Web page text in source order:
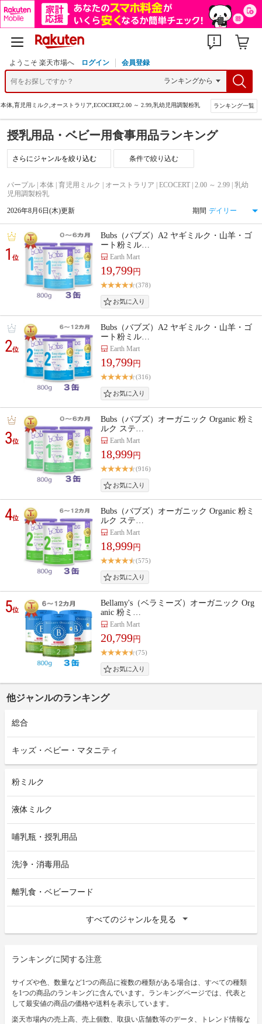
ようこそ 楽天市場へ ログイン 会員登録
体,育児用ミルク,オーストラリア,ECOCERT,2.00 ～ 2.99,乳幼児用調製粉乳 ランキング一覧
授乳用品・ベビー用食事用品ランキング
条件で絞り込む
パープル | 本体 | 育児用ミルク | オーストラリア | ECOCERT | 2.00 ～ 2.99 | 乳幼
児用調製粉乳
2026年8月6日(木)更新 期間
1位
Bubs（バブズ）A2 ヤギミルク・山羊・ゴ
ート粉ミル…
Earth Mart
19,799円
(378)
2位
Bubs（バブズ）A2 ヤギミルク・山羊・ゴ
ート粉ミル…
Earth Mart
19,799円
(316)
3位
Bubs（バブズ）オーガニック Organic 粉ミ
ルク ステ…
Earth Mart
18,999円
(916)
4位
Bubs（バブズ）オーガニック Organic 粉ミ
ルク ステ…
Earth Mart
18,999円
(575)
5位
Bellamy's（ベラミーズ）オーガニック Org
anic 粉ミ…
Earth Mart
20,799円
(75)
他ジャンルのランキング
総合
キッズ・ベビー・マタニティ
粉ミルク
液体ミルク
哺乳瓶・授乳用品
洗浄・消毒用品
離乳食・ベビーフード
すべてのジャンルを見る
ランキングに関する注意
サイズや色、数量など1つの商品に複数の種類がある場合は、すべての種類
を1つの商品のランキングに含んでいます。ランキングページでは、代表と
して最安値の商品の価格や送料を表示しています。
楽天市場内の売上高、売上個数、取扱い店舗数等のデータ、トレンド情報な